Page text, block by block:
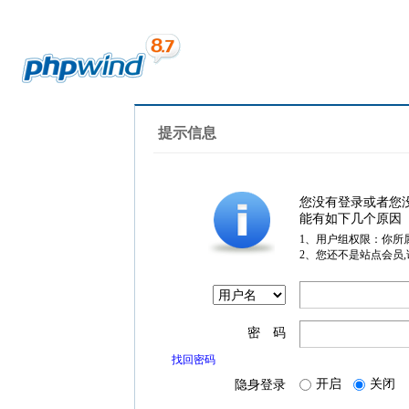
提示信息
您没有登录或者您
能有如下几个原因
1、用户组权限：你所
2、您还不是站点会员
密 码
找回密码
隐身登录 开启 关闭